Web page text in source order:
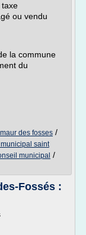
taxe
ou vendu
la commune
du
des fosses /
saint
municipal /
Fossés :